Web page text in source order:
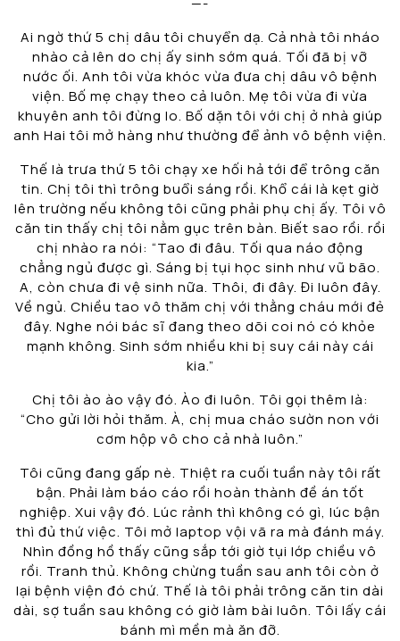
Ai ngờ thứ 5 chị dâu tôi chuyển dạ. Cả nhà tôi nháo
nhào cả lên do chị ấy sinh sớm quá. Tối đã bị vỡ
nước ối. Anh tôi vừa khóc vừa đưa chị dâu vô bệnh
viện. Bố mẹ chạy theo cả luôn. Mẹ tôi vừa đi vừa
khuyên anh tôi đừng lo. Bố dặn tôi với chị ở nhà giúp
anh Hai tôi mở hàng như thường để ảnh vô bệnh viện.
Thế là trưa thứ 5 tôi chạy xe hối hả tới để trông căn
tin. Chị tôi thì trông buổi sáng rồi. Khổ cái là kẹt giờ
lên trường nếu không tôi cũng phải phụ chị ấy. Tôi vô
căn tin thấy chị tôi nằm gục trên bàn. Biết sao rồi. rồi
chị nhào ra nói: “Tao đi đâu. Tối qua náo động
chẳng ngủ được gì. Sáng bị tụi học sinh như vũ bão.
A, còn chưa đi vệ sinh nữa. Thôi, đi đây. Đi luôn đây.
Về ngủ. Chiều tao vô thăm chị với thằng cháu mới đẻ
đây. Nghe nói bác sĩ đang theo dõi coi nó có khỏe
mạnh không. Sinh sớm nhiều khi bị suy cái này cái
kia.”
Chị tôi ào ào vậy đó. Ào đi luôn. Tôi gọi thêm là:
“Cho gửi lời hỏi thăm. À, chị mua cháo sườn non với
cơm hộp vô cho cả nhà luôn.”
Tôi cũng đang gấp nè. Thiệt ra cuối tuần này tôi rất
bận. Phải làm báo cáo rồi hoàn thành đề án tốt
nghiệp. Xui vậy đó. Lúc rảnh thì không có gì, lúc bận
thì đủ thứ việc. Tôi mở laptop vội vã ra mà đánh máy.
Nhìn đồng hồ thấy cũng sắp tới giờ tụi lớp chiều vô
rồi. Tranh thủ. Không chừng tuần sau anh tôi còn ở
lại bệnh viện đó chứ. Thế là tôi phải trông căn tin dài
dài, sợ tuần sau không có giờ làm bài luôn. Tôi lấy cái
bánh mì mền mà ăn đỡ.